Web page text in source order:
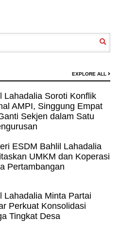
EXPLORE ALL
Lahadalia Soroti Konflik
AMPI, Singgung Empat
Sekjen dalam Satu
ESDM Bahlil Lahadalia
UMKM dan Koperasi
Pertambangan
Lahadalia Minta Partai
Perkuat Konsolidasi
Tingkat Desa